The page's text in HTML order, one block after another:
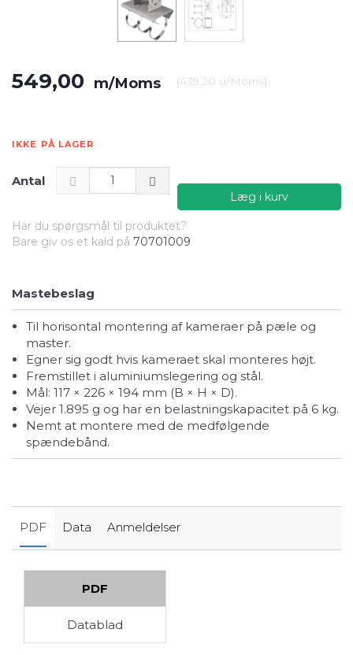
549,00 m/Moms (439,20 u/Moms)
IKKE PÅ LAGER
Antal
Læg i kurv
Har du spørgsmål til produktet?
Bare giv os et kald på 70701009
Mastebeslag
til horisontal montering af kameraer på pæle og
master.
egner sig godt hvis kameraet skal monteres højt.
fremstillet i aluminiumslegering og stål.
mål: 117 × 226 × 194 mm (B × H × D).
vejer 1.895 g og har en belastningskapacitet på 6 kg.
nemt at montere med de medfølgende
spændebånd.
PDF Data Anmeldelser
PDF
Datablad